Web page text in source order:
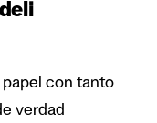
con tanto
verdad